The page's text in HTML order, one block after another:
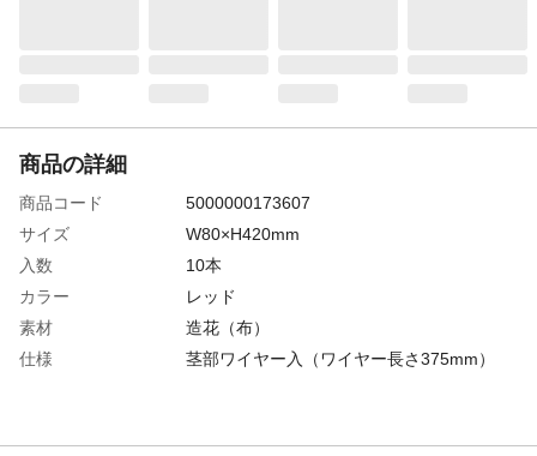
商品の詳細
商品コード
5000000173607
サイズ
W80×H420mm
入数
10本
カラー
レッド
素材
造花（布）
仕様
茎部ワイヤー入（ワイヤー長さ375mm）